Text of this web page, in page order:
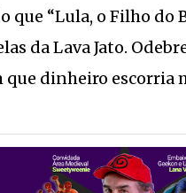
que “Lula, o Filho do
da Lava Jato.
que dinheiro escorria